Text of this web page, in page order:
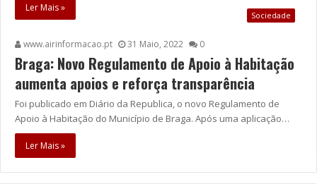
Ler Mais »
Sociedade
www.airinformacao.pt 31 Maio, 2022 0
Braga: Novo Regulamento de Apoio à Habitação
aumenta apoios e reforça transparência
Foi publicado em Diário da Republica, o novo Regulamento de
Apoio à Habitação do Município de Braga. Após uma aplicação…
Ler Mais »